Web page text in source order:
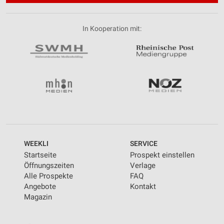
In Kooperation mit:
WEEKLI
Startseite
Öffnungszeiten
Alle Prospekte
Angebote
Magazin
SERVICE
Prospekt einstellen
Verlage
FAQ
Kontakt
Werbung